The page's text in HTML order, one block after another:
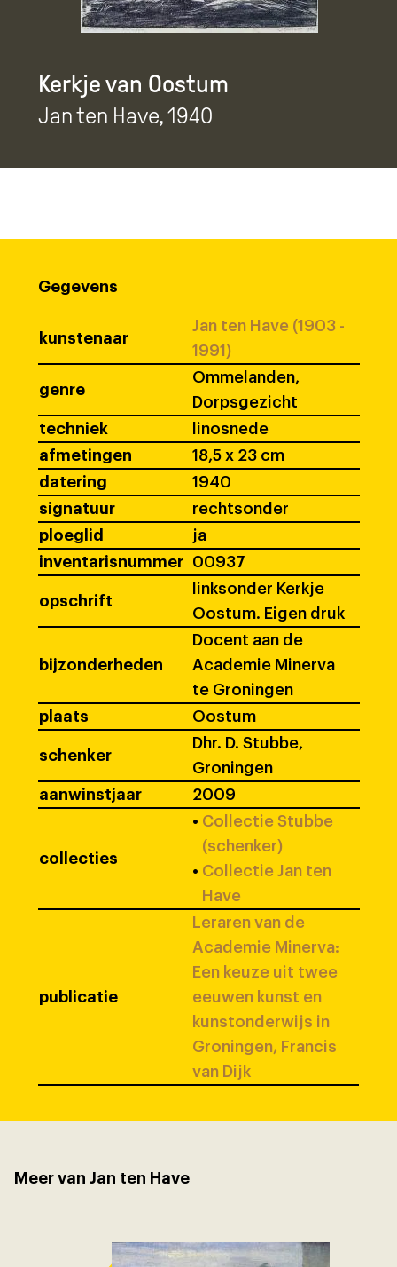
Kerkje van Oostum
Jan ten Have, 1940
Gegevens
kunstenaar
Jan ten Have (1903 -
1991)
genre
Ommelanden,
Dorpsgezicht
techniek
linosnede
afmetingen
18,5 x 23 cm
datering
1940
signatuur
rechtsonder
ploeglid
ja
inventarisnummer
00937
opschrift
linksonder Kerkje
Oostum. Eigen druk
bijzonderheden
Docent aan de
Academie Minerva
te Groningen
plaats
Oostum
schenker
Dhr. D. Stubbe,
Groningen
aanwinstjaar
2009
collecties
• Collectie Stubbe
(schenker)
• Collectie Jan ten
Have
publicatie
Leraren van de
Academie Minerva:
Een keuze uit twee
eeuwen kunst en
kunstonderwijs in
Groningen, Francis
van Dijk
Meer van Jan ten Have